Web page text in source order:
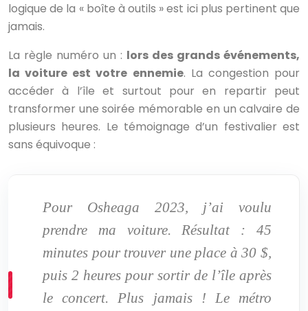
logique de la « boîte à outils » est ici plus pertinent que
jamais.
La règle numéro un : lors des grands événements,
la voiture est votre ennemie. La congestion pour
accéder à l’île et surtout pour en repartir peut
transformer une soirée mémorable en un calvaire de
plusieurs heures. Le témoignage d’un festivalier est
sans équivoque :
Pour Osheaga 2023, j’ai voulu
prendre ma voiture. Résultat : 45
minutes pour trouver une place à 30 $,
puis 2 heures pour sortir de l’île après
le concert. Plus jamais ! Le métro